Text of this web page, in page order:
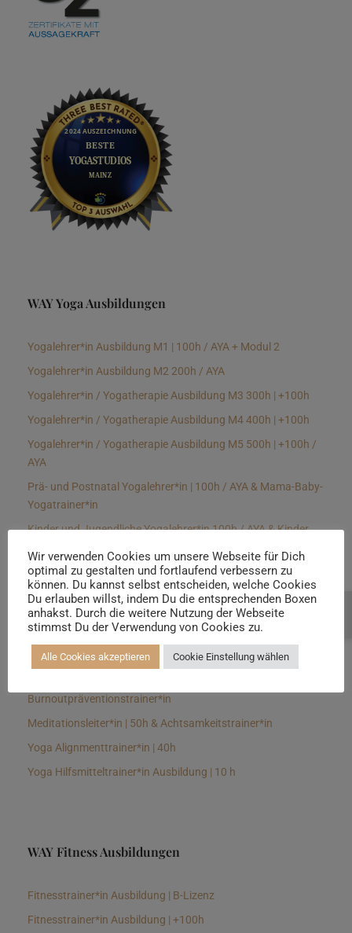
WAY Yoga Ausbildungen
Yogalehrer*in Ausbildung M1 | 100h / AYA + Modul 2
Yogalehrer*in Ausbildung M2 200h / AYA
Yogalehrer*in / Yogatherapie Ausbildung M3 300h | +100h
Yogalehrer*in / Yogatherapie Ausbildung M4 400h | +100h
Yogalehrer*in / Yogatherapie Ausbildung M5 500h | +100h /
AYA
Prä- und Postnatal Yogalehrer*in | 100h / AYA & Mama-Baby-
Yogatrainer*in
Kinder und Jugendliche Yogalehrer*in 100h / AYA & Kinder
Yin Yogalehrer*in | 100 h & Faszientrainer*in
Hormon Yogalehrer*in / Yogatherapeut*in &
Stressmanagementtrainer*in | 70h
Longevitytrainer*in
Burnoutpräventionstrainer*in
Meditationsleiter*in | 50h & Achtsamkeitstrainer*in
Yoga Alignmenttrainer*in | 40h
Yoga Hilfsmitteltrainer*in Ausbildung | 10 h
WAY Fitness Ausbildungen
Fitnesstrainer*in Ausbildung | B-Lizenz
Fitnesstrainer*in Ausbildung | +100h
Wir verwenden Cookies um unsere Webseite für Dich
optimal zu gestalten und fortlaufend verbessern zu
können. Du kannst selbst entscheiden, welche Cookies
Du erlauben willst, indem Du die entsprechenden Boxen
anhakst. Durch die weitere Nutzung der Webseite
stimmst Du der Verwendung von Cookies zu.
Alle Cookies akzeptieren Cookie Einstellung wählen
Beratung buchen